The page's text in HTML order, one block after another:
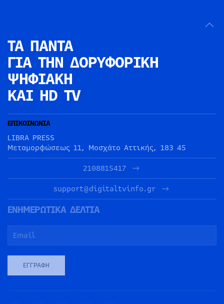
ΤΑ ΠΑΝΤΑ
ΓΙΑ ΤΗΝ ΔΟΡΥΦΟΡΙΚΗ
ΨΗΦΙΑΚΗ
ΚΑΙ HD TV
ΕΠΙΚΟΙΝΩΝΙΑ
LIBRA PRESS
Μεταμορφώσεως 11, Μοσχάτο Αττικής, 183 45
2108815417
support@digitaltvinfo.gr
ΕΝΗΜΕΡΩΤΙΚΑ ΔΕΛΤΙΑ
ΕΓΓΡΑΦΉ